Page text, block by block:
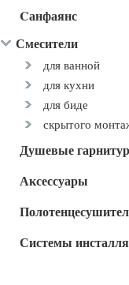
Cанфаянс
Смесители
для ванной
для кухни
для биде
скрытого
Душевые
Аксессуары
Системы